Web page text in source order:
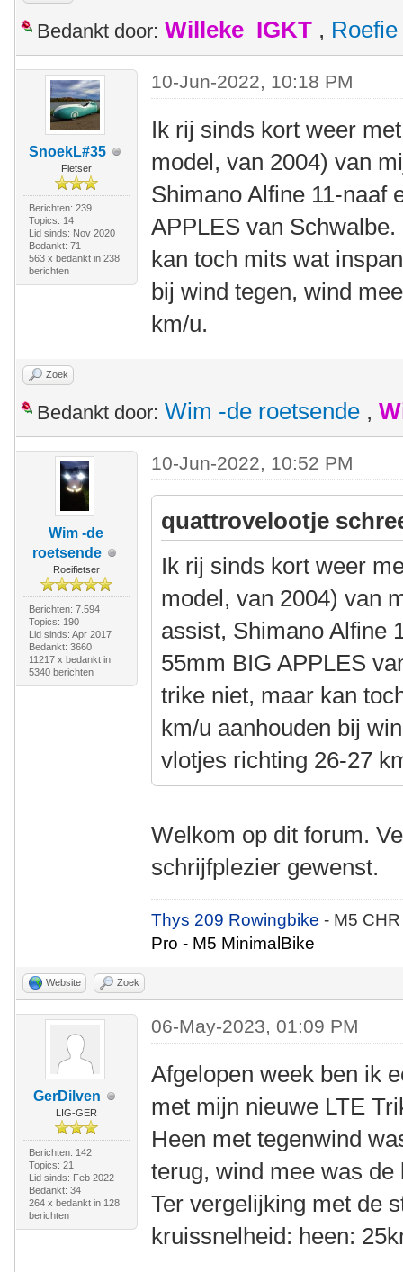
Bedankt door: Willeke_IGKT , Roefie
SnoekL#35
Fietser
Berichten: 239
Topics: 14
Lid sinds: Nov 2020
Bedankt: 71
563 x bedankt in 238
berichten
10-Jun-2022, 10:18 PM
Ik rij sinds kort weer
model, van 2004) van
Shimano Alfine 11-naaf
APPLES van
kan toch mits wat
bij wind tegen, wind
km/u.
Zoek
Bedankt door: Wim -de roetsende ,
Wim -de
roetsende
Roeifietser
Berichten: 7.594
Topics: 190
Lid sinds: Apr 2017
Bedankt: 3660
11217 x bedankt in
5340 berichten
10-Jun-2022, 10:52 PM
quattrovelootje
Ik rij sinds kort weer
model, van 2004) van
assist, Shimano Alfine
55mm BIG APPLES
trike niet, maar kan
km/u aanhouden bij
vlotjes richting 26-27
Welkom op dit forum.
schrijfplezier gewenst.
Thys 209 Rowingbike- M5
Pro - M5 MinimalBike
Website Zoek
GerDilven
LIG-GER
Berichten: 142
Topics: 21
Lid sinds: Feb 2022
Bedankt: 34
264 x bedankt in 128
berichten
06-May-2023, 01:09 PM
Afgelopen week ben ik
met mijn nieuwe LTE
Heen met tegenwind
terug, wind mee was
Ter vergelijking met de
kruissnelheid: heen: